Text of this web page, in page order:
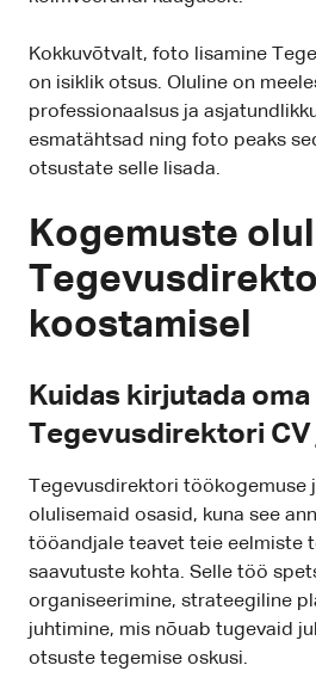
Kokkuvõtvalt, foto lisamine
on isiklik otsus. Oluline on
professionaalsus ja
esmatähtsad ning foto peaks
otsustate selle lisada.
Kogemuste
koostamisel
Kuidas kirjutada
Tegevusdirektori CV
Tegevusdirektori töökogemuse
olulisemaid osasid, kuna see
tööandjale teavet teie eelmiste
saavutuste kohta. Selle töö
organiseerimine, strateegiline
juhtimine, mis nõuab tugevaid
otsuste tegemise oskusi.